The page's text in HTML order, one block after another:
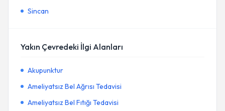
Sincan
Yakın Çevredeki İlgi Alanları
Akupunktur
Ameliyatsız Bel Ağrısı Tedavisi
Ameliyatsız Bel Fıtığı Tedavisi